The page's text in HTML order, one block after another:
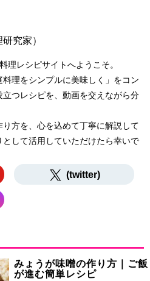
研究家）
理レシピサイトへようこそ。
理をシンプルに美味しく」をコン
つレシピを、動画を交えながら分
方を、心を込めて丁寧に解説して
して活用していただけたら幸いで
(twitter)
みょうが味噌の作り方｜ご飯
が進む簡単レシピ